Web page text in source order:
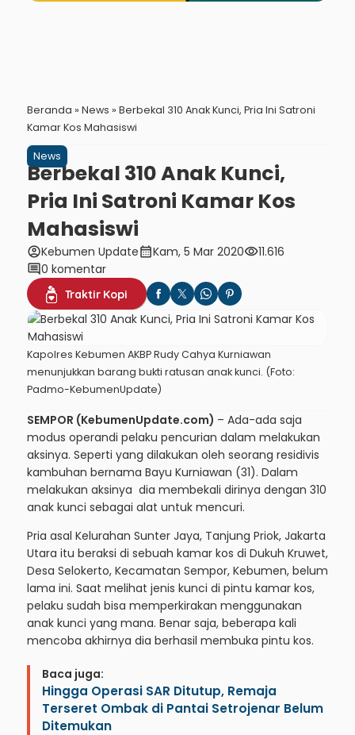
Beranda » News » Berbekal 310 Anak Kunci, Pria Ini Satroni
Kamar Kos Mahasiswi
News
Berbekal 310 Anak Kunci,
Pria Ini Satroni Kamar Kos
Mahasiswi
account_circleKebumen Updatecalendar_monthKam, 5 Mar 2020visibility11.616
comment0 komentar
Traktir Kopi
Kapolres Kebumen AKBP Rudy Cahya Kurniawan
menunjukkan barang bukti ratusan anak kunci. (Foto:
Padmo-KebumenUpdate)
SEMPOR (KebumenUpdate.com) – Ada-ada saja
modus operandi pelaku pencurian dalam melakukan
aksinya. Seperti yang dilakukan oleh seorang residivis
kambuhan bernama Bayu Kurniawan (31). Dalam
melakukan aksinya dia membekali dirinya dengan 310
anak kunci sebagai alat untuk mencuri.
Pria asal Kelurahan Sunter Jaya, Tanjung Priok, Jakarta
Utara itu beraksi di sebuah kamar kos di Dukuh Kruwet,
Desa Selokerto, Kecamatan Sempor, Kebumen, belum
lama ini. Saat melihat jenis kunci di pintu kamar kos,
pelaku sudah bisa memperkirakan menggunakan
anak kunci yang mana. Benar saja, beberapa kali
mencoba akhirnya dia berhasil membuka pintu kos.
Baca juga:
Hingga Operasi SAR Ditutup, Remaja
Terseret Ombak di Pantai Setrojenar Belum
Ditemukan